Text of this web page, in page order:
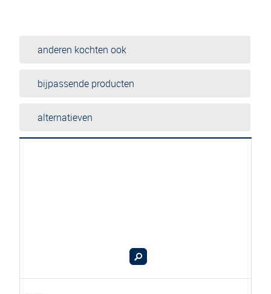
anderen kochten ook
bijpassende producten
alternatieven